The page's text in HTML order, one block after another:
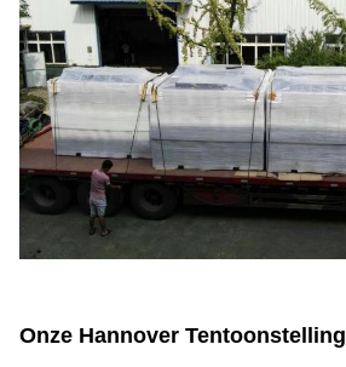
Onze Hannover Tentoonstelling